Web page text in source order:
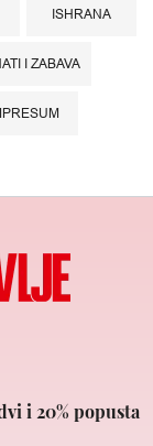
ISHRANA
I ZABAVA
i 20% popusta